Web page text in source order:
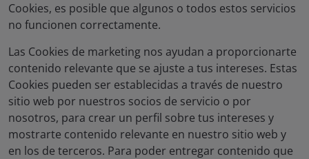
Cookies, es posible que algunos o todos estos servicios
no funcionen correctamente.
Las Cookies de marketing nos ayudan a proporcionarte
contenido relevante que se ajuste a tus intereses. Estas
Cookies pueden ser establecidas a través de nuestro
sitio web por nuestros socios de servicio o por
nosotros, para crear un perfil sobre tus intereses y
mostrarte contenido relevante en nuestro sitio web y
en los de terceros. Para poder entregar contenido que